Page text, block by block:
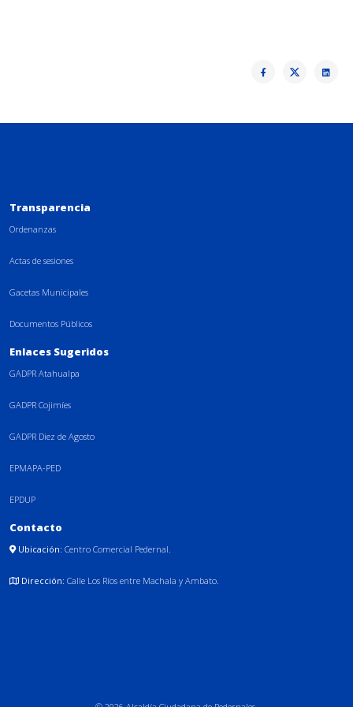
Transparencia
Ordenanzas
Actas de sesiones
Gacetas Municipales
Documentos Públicos
Enlaces Sugeridos
GADPR Atahualpa
GADPR Cojimíes
GADPR Diez de Agosto
EPMAPA-PED
EPDUP
Contacto
Ubicación: Centro Comercial Pedernal.
Dirección: Calle Los Ríos entre Machala y Ambato.